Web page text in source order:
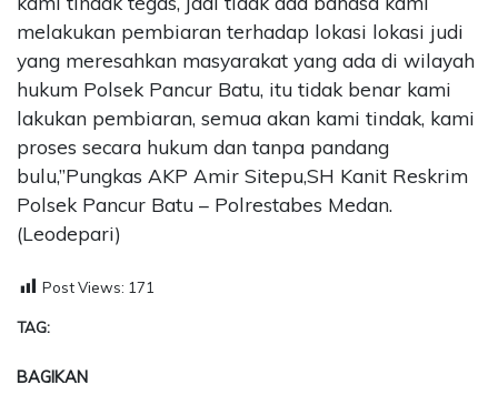
melakukan pembiaran terhadap lokasi lokasi judi
yang meresahkan masyarakat yang ada di wilayah
hukum Polsek Pancur Batu, itu tidak benar kami
lakukan pembiaran, semua akan kami tindak, kami
proses secara hukum dan tanpa pandang
bulu,”Pungkas AKP Amir Sitepu,SH Kanit Reskrim
Polsek Pancur Batu – Polrestabes Medan.
(Leodepari)
Post Views: 171
TAG:
BAGIKAN